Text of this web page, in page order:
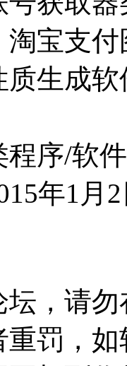
宝支
生成
序/软
年1月
坛，请
罚，